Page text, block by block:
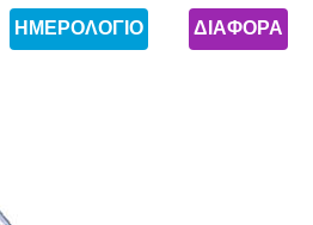
ΗΜΕΡΟΛΟΓΙΟ ΔΙΑΦΟΡΑ